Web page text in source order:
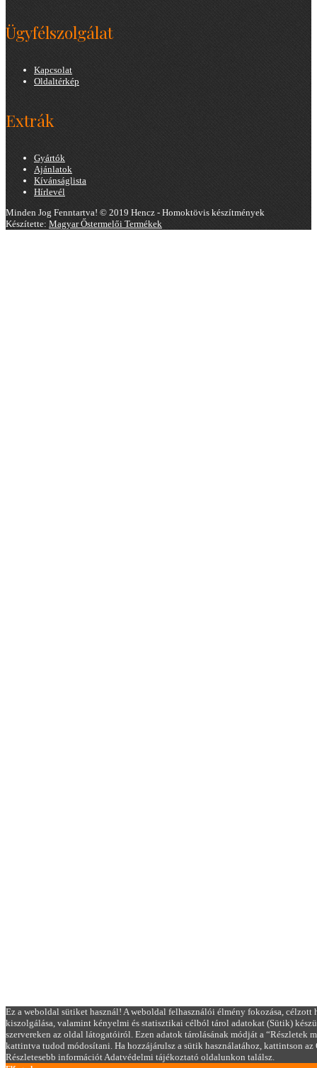
Ez a weboldal sütiket használ! A weboldal felhasználói élmény fokozása, célzott
kiszolgálása, valamint kényelmi és statisztikai célból tárol adatokat (Sütik)
szervereken az oldal látogatóiról. Ezen adatok tárolásának módját a “Részletek
kattintva tudod módosítani. Ha hozzájárulsz a sütik használatához, kattintson az
Részletesebb információt Adatvédelmi tájékoztató oldalunkon találsz.
Ügyfélszolgálat
Kapcsolat
Oldaltérkép
Extrák
Gyártók
Ajánlatok
Kívánságlista
Hírlevél
Minden Jog Fenntartva! © 2019 Hencz - Homoktövis készítmények
Készítette: Magyar Őstermelői Termékek